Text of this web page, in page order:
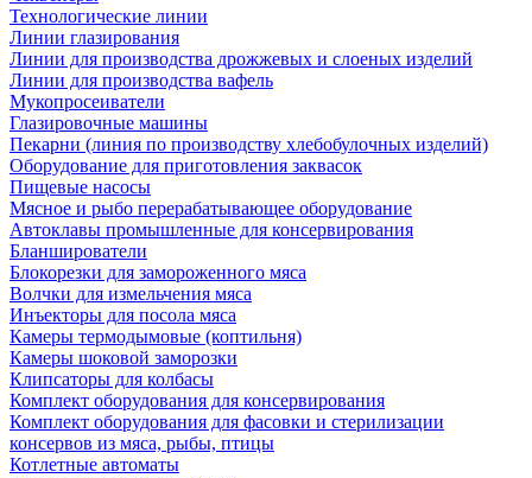
Технологические линии
Линии глазирования
Линии для производства дрожжевых и слоеных изделий
Линии для производства вафель
Мукопросеиватели
Глазировочные машины
Пекарни (линия по производству хлебобулочных изделий)
Оборудование для приготовления заквасок
Пищевые насосы
Мясное и рыбо перерабатывающее оборудование
Автоклавы промышленные для консервирования
Бланширователи
Блокорезки для замороженного мяса
Волчки для измельчения мяса
Инъекторы для посола мяса
Камеры термодымовые (коптильня)
Камеры шоковой заморозки
Клипсаторы для колбасы
Комплект оборудования для консервирования
Комплект оборудования для фасовки и стерилизации
консервов из мяса, рыбы, птицы
Котлетные автоматы